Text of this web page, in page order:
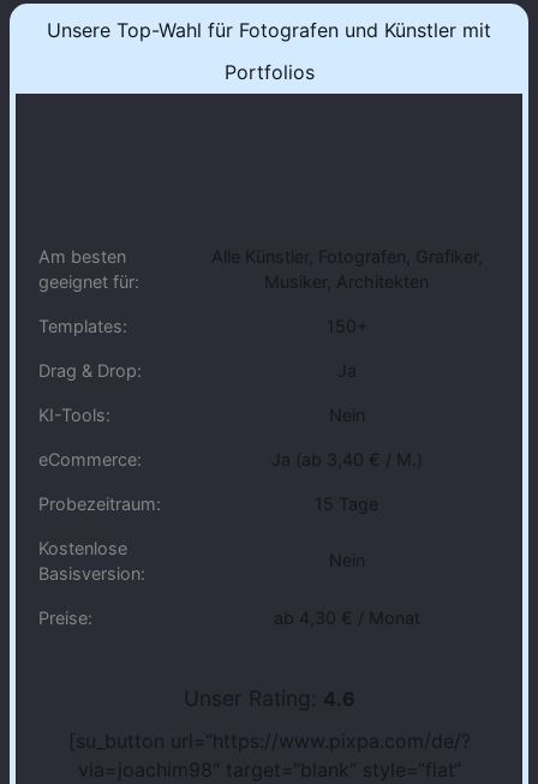
Unsere Top-Wahl für Fotografen und Künstler mit
Portfolios
Am besten
geeignet für:
Alle Künstler, Fotografen, Grafiker,
Musiker, Architekten
Templates: 150+
Drag & Drop: Ja
KI-Tools: Nein
eCommerce: Ja (ab 3,40 € / M.)
Probezeitraum: 15 Tage
Kostenlose
Basisversion:
Nein
Preise: ab 4,30 € / Monat
Unser Rating: 4.6
[su_button url=“https://www.pixpa.com/de/?
via=joachim98″ target=“blank“ style=“flat“